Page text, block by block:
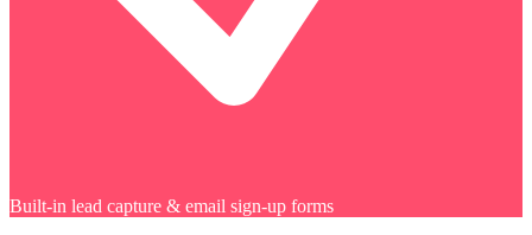
Built-in lead capture & email sign-up forms